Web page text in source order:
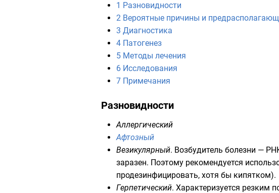
1 Разновидности
2 Вероятные причины и
3 Диагностика
4 Патогенез
5 Методы лечения
6 Исследования
7 Примечания
Разновидности
Аллергический
Афтозный
Везикулярный. Возбудитель болезни —
заразен. Поэтому рекомендуется
продезинфицировать, хотя бы кипятком).
Герпетический. Характеризуется резким